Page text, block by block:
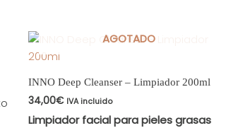
AGOTADO
INNO Deep Cleanser – Limpiador 200ml
34,00€ IVA incluido
Limpiador facial para pieles grasas